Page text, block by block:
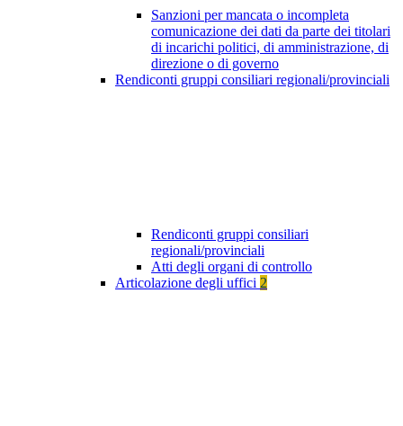
Sanzioni per mancata o incompleta
comunicazione dei dati da parte dei titolari
di incarichi politici, di amministrazione, di
direzione o di governo
Rendiconti gruppi consiliari regionali/provinciali
Rendiconti gruppi consiliari
regionali/provinciali
Atti degli organi di controllo
Articolazione degli uffici 2